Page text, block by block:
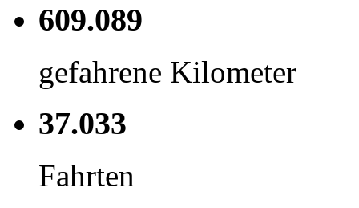
609.089
gefahrene Kilometer
37.033
Fahrten